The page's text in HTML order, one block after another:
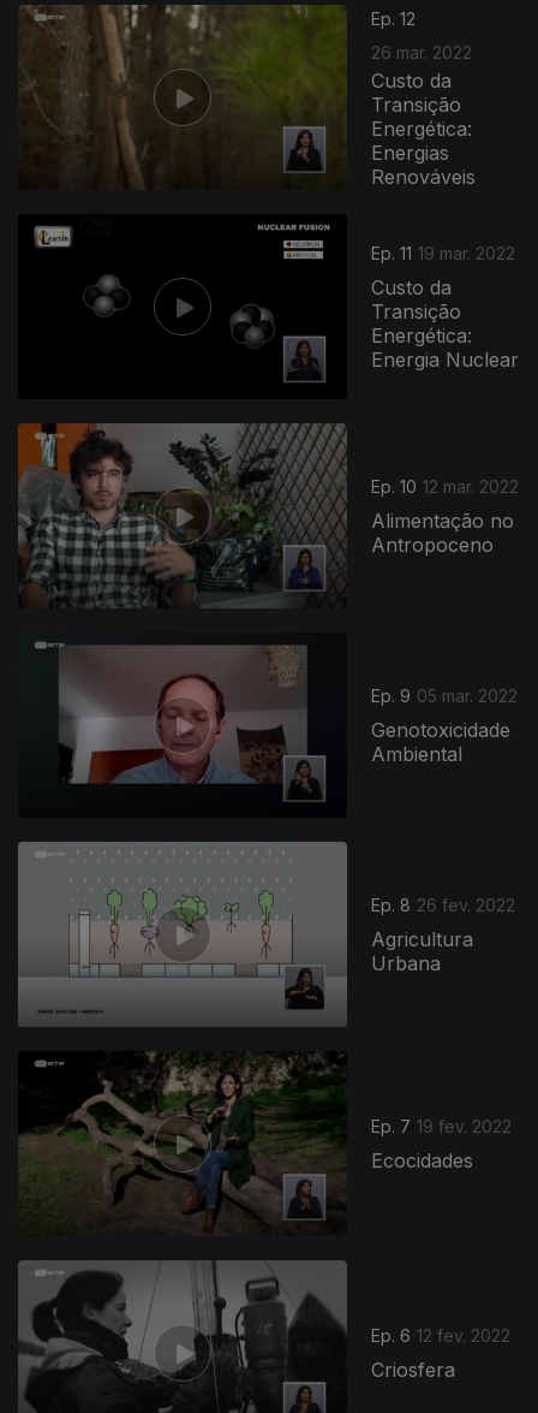
Ep. 12
26 mar. 2022
Custo da
Transição
Energética:
Energias
Renováveis
Ep. 11 19 mar. 2022
Custo da
Transição
Energética:
Energia Nuclear
Ep. 10 12 mar. 2022
Alimentação no
Antropoceno
Ep. 9 05 mar. 2022
Genotoxicidade
Ambiental
Ep. 8 26 fev. 2022
Agricultura
Urbana
Ep. 7 19 fev. 2022
Ecocidades
Ep. 6 12 fev. 2022
Criosfera